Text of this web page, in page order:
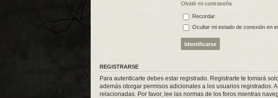
Olvidé mi contraseña
Recordar
Ocultar mi estado de conexión en
REGISTRARSE
Para autenticarte debes estar registrado. Registrarte te tomará
además otorgar permisos adicionales a los usuarios registrados.
relacionadas. Por favor, lee las normas de los foros mientras